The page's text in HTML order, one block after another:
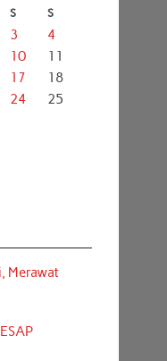
S S
3
4
10
11
17
18
24
25
Merawat